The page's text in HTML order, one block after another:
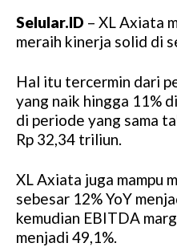
Selular.ID – XL Axiata
meraih kinerja solid di
Hal itu tercermin dari
yang naik hingga 11%
di periode yang sama
Rp 32,34 triliun.
XL Axiata juga mampu
sebesar 12% YoY
kemudian EBITDA
menjadi 49,1%.